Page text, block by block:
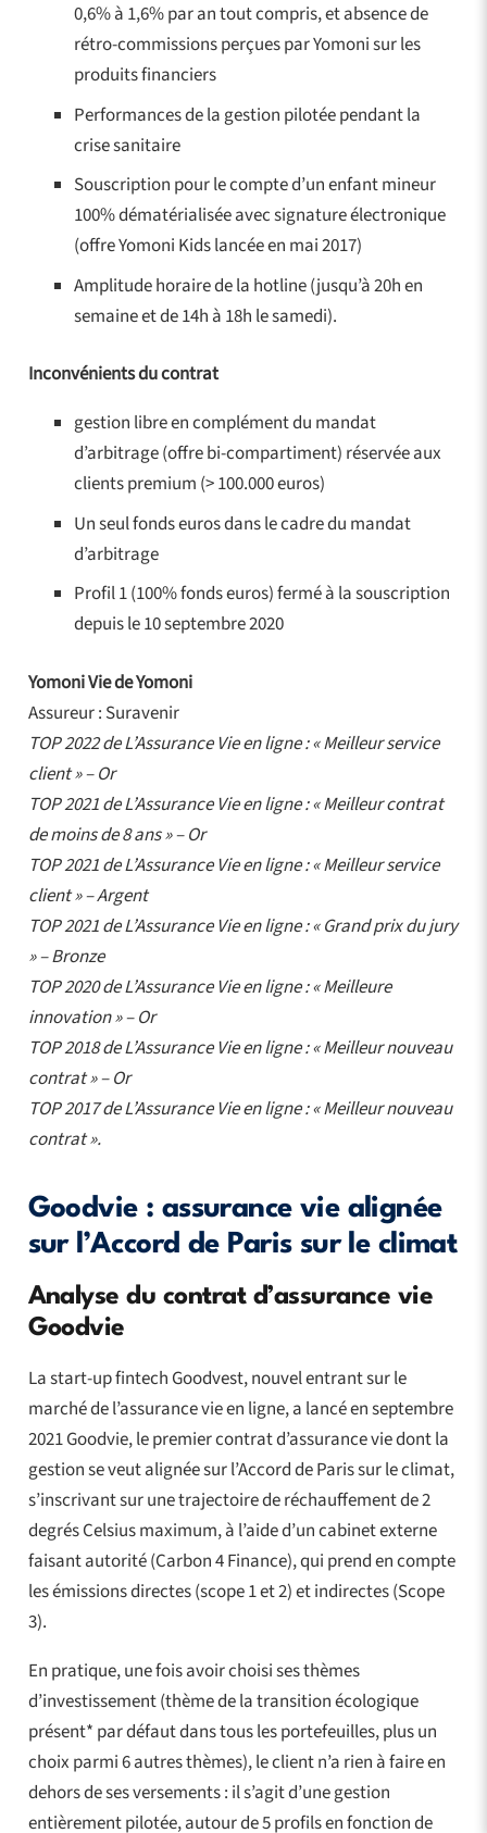
0,6% à 1,6% par an tout compris, et absence de
rétro-commissions perçues par Yomoni sur les
produits financiers
Performances de la gestion pilotée pendant la
crise sanitaire
Souscription pour le compte d’un enfant mineur
100% dématérialisée avec signature électronique
(offre Yomoni Kids lancée en mai 2017)
Amplitude horaire de la hotline (jusqu’à 20h en
semaine et de 14h à 18h le samedi).
Inconvénients du contrat
gestion libre en complément du mandat
d’arbitrage (offre bi-compartiment) réservée aux
clients premium (> 100.000 euros)
Un seul fonds euros dans le cadre du mandat
d’arbitrage
Profil 1 (100% fonds euros) fermé à la souscription
depuis le 10 septembre 2020
Yomoni Vie de Yomoni
Assureur : Suravenir
TOP 2022 de L’Assurance Vie en ligne : « Meilleur service
client » – Or
TOP 2021 de L’Assurance Vie en ligne : « Meilleur contrat
de moins de 8 ans » – Or
TOP 2021 de L’Assurance Vie en ligne : « Meilleur service
client » – Argent
TOP 2021 de L’Assurance Vie en ligne : « Grand prix du jury
» – Bronze
TOP 2020 de L’Assurance Vie en ligne : « Meilleure
innovation » – Or
TOP 2018 de L’Assurance Vie en ligne : « Meilleur nouveau
contrat » – Or
TOP 2017 de L’Assurance Vie en ligne : « Meilleur nouveau
contrat ».
Goodvie : assurance vie alignée
sur l’Accord de Paris sur le climat
Analyse du contrat d’assurance vie
Goodvie
La start-up fintech Goodvest, nouvel entrant sur le
marché de l’assurance vie en ligne, a lancé en septembre
2021 Goodvie, le premier contrat d’assurance vie dont la
gestion se veut alignée sur l’Accord de Paris sur le climat,
s’inscrivant sur une trajectoire de réchauffement de 2
degrés Celsius maximum, à l’aide d’un cabinet externe
faisant autorité (Carbon 4 Finance), qui prend en compte
les émissions directes (scope 1 et 2) et indirectes (Scope
3).
En pratique, une fois avoir choisi ses thèmes
d’investissement (thème de la transition écologique
présent* par défaut dans tous les portefeuilles, plus un
choix parmi 6 autres thèmes), le client n’a rien à faire en
dehors de ses versements : il s’agit d’une gestion
entièrement pilotée, autour de 5 profils en fonction de